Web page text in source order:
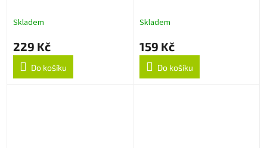
Skladem
229 Kč
Do košíku
Skladem
159 Kč
Do košíku